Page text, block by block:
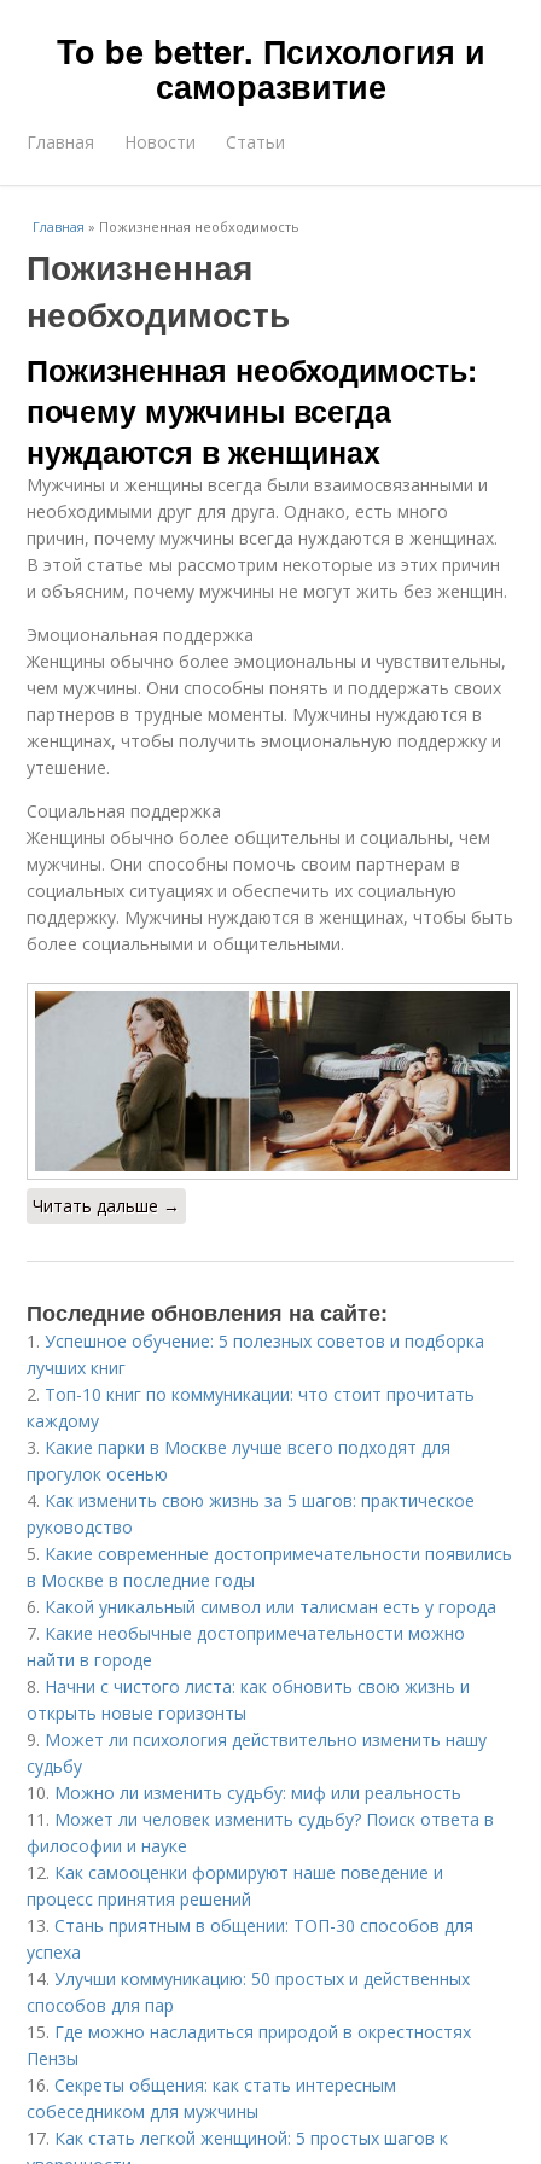
To be better. Психология и
саморазвитие
Главная Новости Статьи
Главная » Пожизненная необходимость
Пожизненная
необходимость
Пожизненная необходимость:
почему мужчины всегда
нуждаются в женщинах
Мужчины и женщины всегда были взаимосвязанными и
необходимыми друг для друга. Однако, есть много
причин, почему мужчины всегда нуждаются в женщинах.
В этой статье мы рассмотрим некоторые из этих причин
и объясним, почему мужчины не могут жить без женщин.
Эмоциональная поддержка
Женщины обычно более эмоциональны и чувствительны,
чем мужчины. Они способны понять и поддержать своих
партнеров в трудные моменты. Мужчины нуждаются в
женщинах, чтобы получить эмоциональную поддержку и
утешение.
Социальная поддержка
Женщины обычно более общительны и социальны, чем
мужчины. Они способны помочь своим партнерам в
социальных ситуациях и обеспечить их социальную
поддержку. Мужчины нуждаются в женщинах, чтобы быть
более социальными и общительными.
Читать дальше →
Последние обновления на сайте:
1.Успешное обучение: 5 полезных советов и подборка
лучших книг
2. Топ-10 книг по коммуникации: что стоит прочитать
каждому
3. Какие парки в Москве лучше всего подходят для
прогулок осенью
4. Как изменить свою жизнь за 5 шагов: практическое
руководство
5. Какие современные достопримечательности появились
в Москве в последние годы
6. Какой уникальный символ или талисман есть у города
7. Какие необычные достопримечательности можно
найти в городе
8. Начни с чистого листа: как обновить свою жизнь и
открыть новые горизонты
9. Может ли психология действительно изменить нашу
судьбу
10. Можно ли изменить судьбу: миф или реальность
11. Может ли человек изменить судьбу? Поиск ответа в
философии и науке
12. Как самооценки формируют наше поведение и
процесс принятия решений
13.Стань приятным в общении: ТОП-30 способов для
успеха
14.Улучши коммуникацию: 50 простых и действенных
способов для пар
15. Где можно насладиться природой в окрестностях
Пензы
16.Секреты общения: как стать интересным
собеседником для мужчины
17. Как стать легкой женщиной: 5 простых шагов к